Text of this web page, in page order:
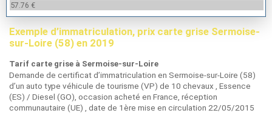
57.76 €
Exemple d’immatriculation, prix carte grise Sermoise-
sur-Loire (58) en 2019
Tarif carte grise à Sermoise-sur-Loire
Demande de certificat d’immatriculation en Sermoise-sur-Loire (58)
d’un auto type véhicule de tourisme (VP) de 10 chevaux , Essence
(ES) / Diesel (GO), occasion acheté en France, réception
communautaire (UE) , date de 1ère mise en circulation 22/05/2015